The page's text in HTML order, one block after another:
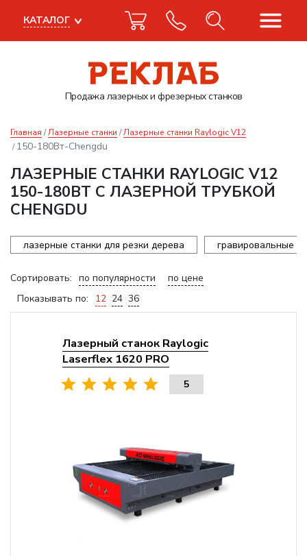
Продажа лазерныхи фрезерных станков
КАТАЛОГ
Главная Лазерные станки Лазерные станки Raylogic V12
150-180Вт-Chengdu
ЛАЗЕРНЫЕ СТАНКИ RAYLOGIC V12
150-180ВТ С ЛАЗЕРНОЙ ТРУБКОЙ
CHENGDU
лазерные станки для резки дерева гравировальные
Сортировать: по популярности
по цене
Показывать по:
12 24 36
Лазерный станок Raylogic
Laserflex 1620 PRO
5